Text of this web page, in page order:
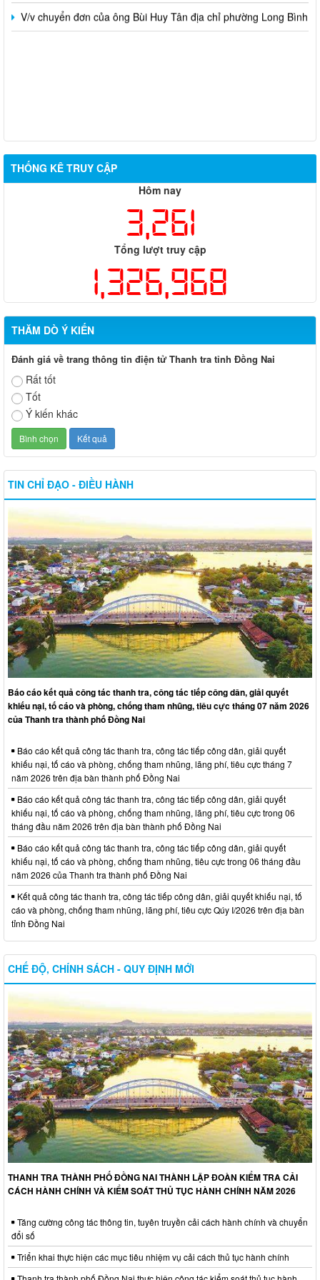
V/v chuyển đơn của ông Bùi Huy Tân địa chỉ phường Long Bình
THỐNG KÊ TRUY CẬP
Hôm nay
3,261
Tổng lượt truy cập
1,326,968
THĂM DÒ Ý KIẾN
Đánh giá về trang thông tin điện tử Thanh tra tỉnh Đồng Nai
Rất tốt
Tốt
Ý kiến khác
TIN CHỈ ĐẠO - ĐIỀU HÀNH
Báo cáo kết quả công tác thanh tra, công tác tiếp công dân, giải quyết
khiếu nại, tố cáo và phòng, chống tham nhũng, tiêu cực tháng 07 năm 2026
của Thanh tra thành phố Đồng Nai
Báo cáo kết quả công tác thanh tra, công tác tiếp công dân, giải quyết
khiếu nại, tố cáo và phòng, chống tham nhũng, lãng phí, tiêu cực tháng 7
năm 2026 trên địa bàn thành phố Đồng Nai
Báo cáo kết quả công tác thanh tra, công tác tiếp công dân, giải quyết
khiếu nại, tố cáo và phòng, chống tham nhũng, lãng phí, tiêu cực trong 06
tháng đầu năm 2026 trên địa bàn thành phố Đồng Nai
Báo cáo kết quả công tác thanh tra, công tác tiếp công dân, giải quyết
khiếu nại, tố cáo và phòng, chống tham nhũng, tiêu cực trong 06 tháng đầu
năm 2026 của Thanh tra thành phố Đồng Nai
Kết quả công tác thanh tra, công tác tiếp công dân, giải quyết khiếu nại, tố
cáo và phòng, chống tham nhũng, lãng phí, tiêu cực Qúy I/2026 trên địa bàn
tỉnh Đồng Nai
CHẾ ĐỘ, CHÍNH SÁCH - QUY ĐỊNH MỚI
THANH TRA THÀNH PHỐ ĐỒNG NAI THÀNH LẬP ĐOÀN KIỂM TRA CẢI
CÁCH HÀNH CHÍNH VÀ KIỂM SOÁT THỦ TỤC HÀNH CHÍNH NĂM 2026
Tăng cường công tác thông tin, tuyên truyền cải cách hành chính và chuyển
đổi số
Triển khai thực hiện các mục tiêu nhiệm vụ cải cách thủ tục hành chính